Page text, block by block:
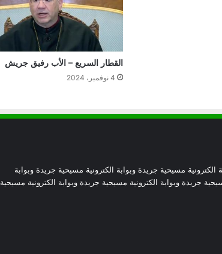
الصلاة من أجل الدعوات – الأب رفيق
توما الرسول.. من الشك إلى الإيمان
القطار السريع – الأب رفيق جريش
4 نوفمبر، 2024
الكترونية مسيحية جريدة وبوابة الكترونية مسيحية جريدة وبوابة
جريدة وبوابة الكترونية مسيحية جريدة وبوابة الكترونية مسيحية